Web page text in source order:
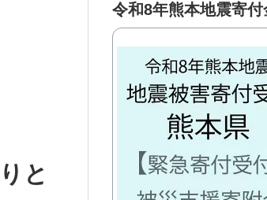
と
令和8年熊本地震寄付